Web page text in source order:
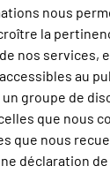
nous
la
nos services,
au
groupe de
que
que nous
déclaration